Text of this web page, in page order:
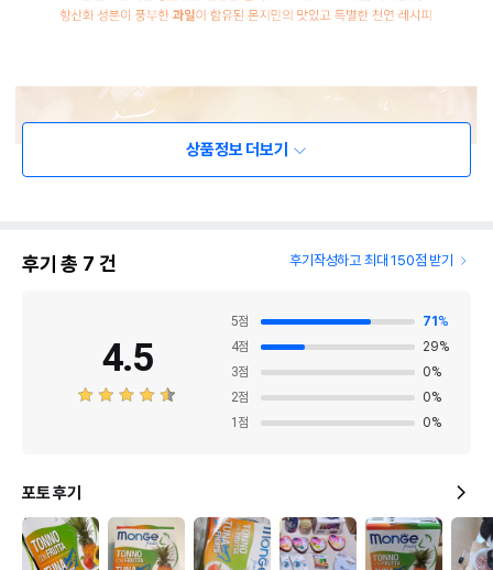
상품정보 더보기
후기 총 7 건 후기작성하고 최대 150점 받기
4.5
5점 71 %
4점 29%
3점 0%
2점 0%
1 점 0%
포토 후기